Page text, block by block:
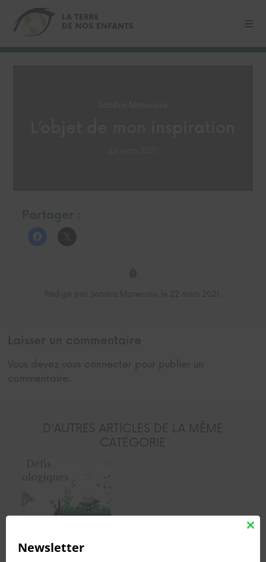
Rédigé par Sandra Marecaux le 22 mars 2021.
Laisser un commentaire
Vous devez vous connecter pour publier un
commentaire.
D'AUTRES ARTICLES DE LA MÊME
CATÉGORIE
Newsletter